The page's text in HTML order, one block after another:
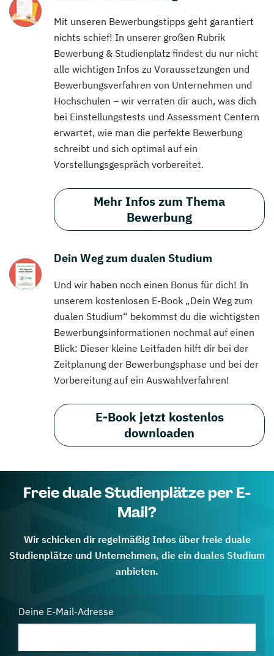
Mit unseren Bewerbungstipps geht garantiert
nichts schief! In unserer großen Rubrik
Bewerbung & Studienplatz findest du nur nicht
alle wichtigen Infos zu Voraussetzungen und
Bewerbungsverfahren von Unternehmen und
Hochschulen – wir verraten dir auch, was dich
bei Einstellungstests und Assessment Centern
erwartet, wie man die perfekte Bewerbung
schreibt und sich optimal auf ein
Vorstellungsgespräch vorbereitet.
Mehr Infos zum Thema
Bewerbung
Dein Weg zum dualen Studium
Und wir haben noch einen Bonus für dich! In
unserem kostenlosen E-Book „Dein Weg zum
dualen Studium“ bekommst du die wichtigsten
Bewerbungsinformationen nochmal auf einen
Blick: Dieser kleine Leitfaden hilft dir bei der
Zeitplanung der Bewerbungsphase und bei der
Vorbereitung auf ein Auswahlverfahren!
E-Book jetzt kostenlos
downloaden
Freie duale Studienplätze per E-
Mail?
Wir schicken dir regelmäßig Infos über freie duale
Studienplätze und Unternehmen, die ein duales Studium
anbieten.
Deine E-Mail-Adresse